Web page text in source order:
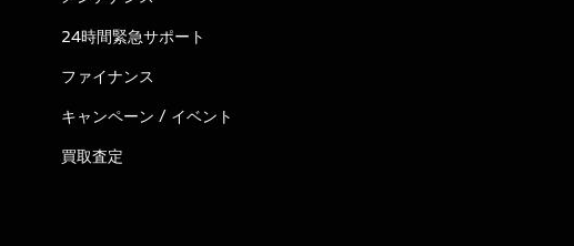
24時間緊急サポート
ファイナンス
キャンペーン / イベント
買取査定